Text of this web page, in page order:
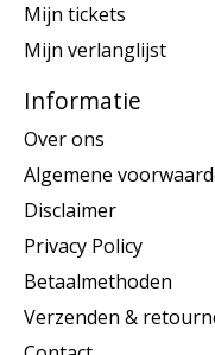
Mijn tickets
Mijn verlanglijst
Informatie
Over ons
Algemene
Disclaimer
Privacy Policy
Betaalmethoden
Verzenden &